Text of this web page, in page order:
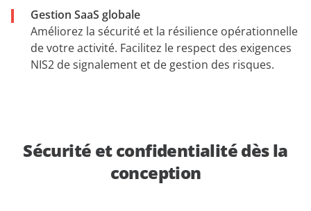
Gestion SaaS globale
Améliorez la sécurité et la résilience opérationnelle
de votre activité. Facilitez le respect des exigences
NIS2 de signalement et de gestion des risques.
Sécurité et confidentialité dès la
conception